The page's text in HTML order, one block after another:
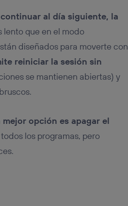
al día siguiente, la
lento que en el modo
diseñados para moverte con
reiniciar la sesión sin
se mantienen abiertas) y
opción es apagar el
los programas, pero